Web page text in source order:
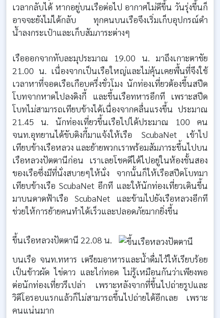
เวลากลับได้ หากอยู่บนเรือต่อไป อากาศไม่ดีขึ้น วันรุ่งขึ้นก็
อาจจะยังไม่ได้กลับ ทุกคนบนเรือจึงเริ่มเก็บอุปกรณ์ดำ
น้ำลงกระเป๋าและเก็บสัมภาระต่างๆ
เรือออกจากทับละมุประมาณ 19.00 น. มาถึงเกาะตาชัย
21.00 น. เนื่องจากเป็นเรือใหญ่และไม่คุ้นเคยพื้นที่จึงใช้
เวลาหาที่จอดเรือเกือบครึ่งชั่วโมง นักท่องเที่ยวต้องขึ้นสปีด
โบทจากหาดไปลงดิงกี้ และขึ้นเรือทหารอีกที เพราะสปีด
โบทไม่สามารถเทียบข้างได้เนื่องจากคลื่นแรงขึ้น ประมาณ
21.45 น. นักท่องเที่ยวขึ้นเรือไปได้ประมาณ 100 คน
จนท.อุทยานได้ขับดิงกี้มาแจ้งให้เรือ ScubaNet เข้าไป
เทียบข้างเรือหลวง และย้ายพวกเราพร้อมสัมภาระขึ้นไปบน
เรือหลวงปัตตานีก่อน เราเลยโชคดีได้ไปอยู่ในห้องชั้นสอง
ของเรือซึ่งมีที่นั่งสบายๆให้นั่ง จากนั้นก็ให้เรือสปีดโบทมา
เทียบข้างเรือ ScubaNet อีกที และให้นักท่องเที่ยวเดินขึ้น
มาบนดาดฟ้าเรือ ScubaNet และข้ามไปยังเรือหลวงอีกที
ช่วยให้การย้ายคนทำได้เร็วและปลอดภัยมากยิ่งขึ้น
ขึ้นเรือหลวงปัตตานี 22.08 น.
บนเรือ จนท.ทหาร เตรียมอาหารและน้ำดื่มไว้ให้เรียบร้อย
เป็นข้าวผัด ไข่ดาว และไก่ทอด ไม่รู้เหมือนกันว่าเพียงพอ
ต่อนักท่องเที่ยวรึเปล่า เพราะหลังจากที่ขึ้นไปถ่ายรูปและ
วิดีโอรอบแรกแล้วก็ไม่สามารถขึ้นไปถ่ายได้อีกเลย เพราะ
คนแน่นมาก